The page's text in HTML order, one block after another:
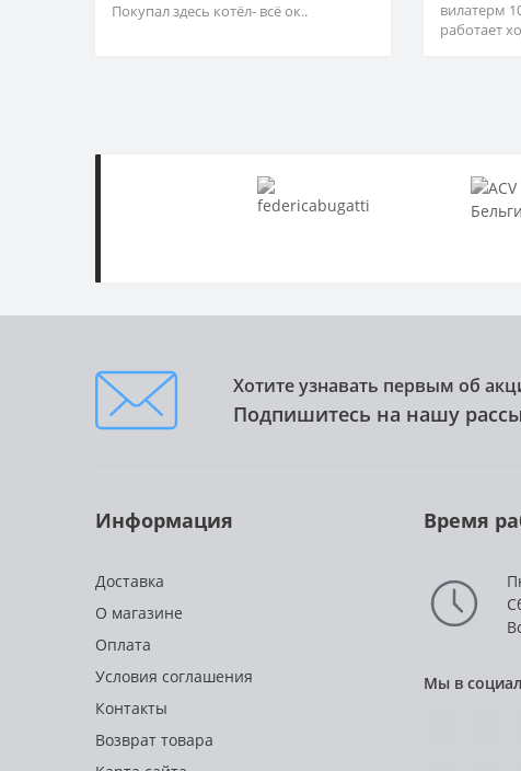
Покупал здесь котёл- всё ок..
вилатерм
работает
Хотите узнавать первым об
Подпишитесь на нашу
Информация
Доставка
О магазине
Оплата
Условия соглашения
Контакты
Возврат товара
Время
Мы в